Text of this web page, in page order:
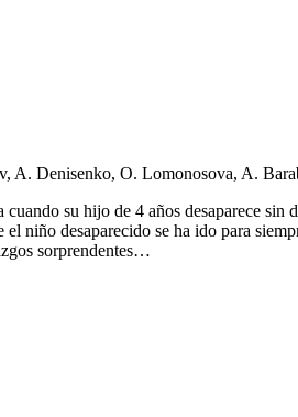
A. Denisenko, O. Lomonosova, A.
su hijo de 4 años desaparece
el niño desaparecido se ha ido para
sorprendentes…